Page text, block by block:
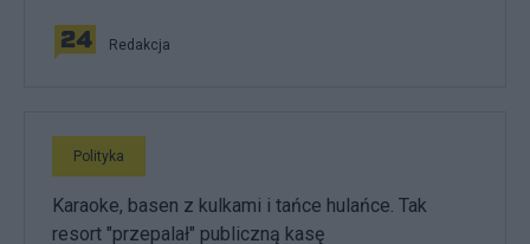
Redakcja
Polityka
Karaoke, basen z kulkami i tańce hulańce. Tak
resort "przepalał" publiczną kasę